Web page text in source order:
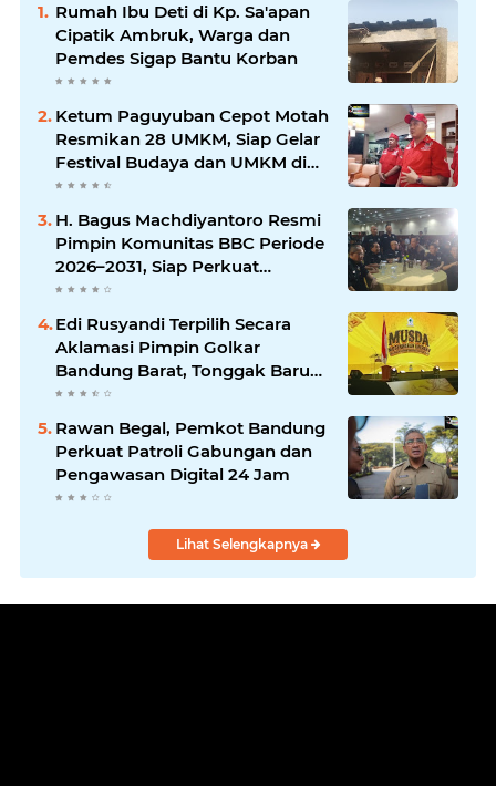
Rumah Ibu Deti di Kp. Sa'apan
Cipatik Ambruk, Warga dan
Pemdes Sigap Bantu Korban
Ketum Paguyuban Cepot Motah
Resmikan 28 UMKM, Siap Gelar
Festival Budaya dan UMKM di
Jalan Braga
H. Bagus Machdiyantoro Resmi
Pimpin Komunitas BBC Periode
2026–2031, Siap Perkuat
Solidaritas dan Hadirkan
Program Nyata untuk
Masyarakat
Edi Rusyandi Terpilih Secara
Aklamasi Pimpin Golkar
Bandung Barat, Tonggak Baru
Kepemimpinan Harmonis
"Turun Ranjang"
Rawan Begal, Pemkot Bandung
Perkuat Patroli Gabungan dan
Pengawasan Digital 24 Jam
Lihat Selengkapnya